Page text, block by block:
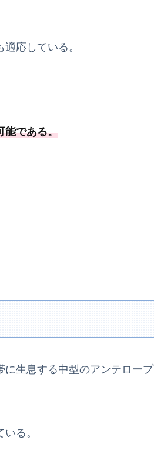
応している。
能である。
に生息する中型のアンテロープ
る。